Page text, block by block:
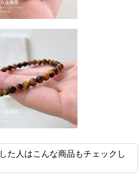
た人はこんな商品もチェックし